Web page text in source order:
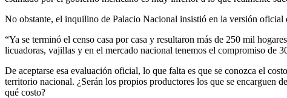
No obstante, el inquilino de Palacio Nacional insistió en la versión oficial
“Ya se terminó el censo casa por casa y resultaron más de 250 mil
licuadoras, vajillas y en el mercado nacional tenemos el compromiso de
De aceptarse esa evaluación oficial, lo que falta es que se conozca el
territorio nacional. ¿Serán los propios productores los que se encarguen
qué costo?